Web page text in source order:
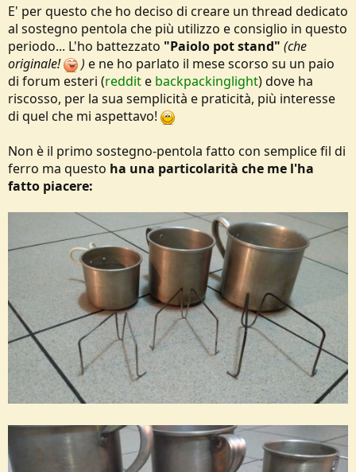
n
e
E' per questo che ho deciso di creare un thread dedicato
al sostegno pentola che più utilizzo e consiglio in questo
periodo... L'ho battezzato "Paiolo pot stand" (che
originale!
) e ne ho parlato il mese scorso su un paio
di forum esteri (reddite backpackinglight) dove ha
riscosso, per la sua semplicità e praticità, più interesse
di quel che mi aspettavo!
Non è il primo sostegno-pentola fatto con semplice fil di
ferro ma questo ha una particolarità che me l'ha
fatto piacere: